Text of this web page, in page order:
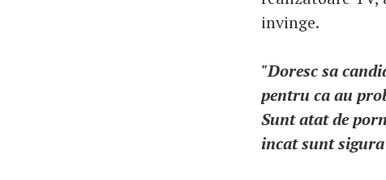
invinge.
"Doresc sa
pentru ca au
Sunt atat de
incat sunt